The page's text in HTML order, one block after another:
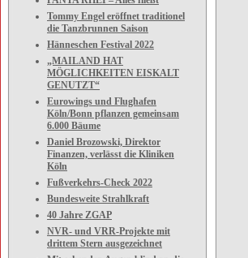
Tommy Engel eröffnet traditionel
die Tanzbrunnen Saison
Hänneschen Festival 2022
„MAILAND HAT
MÖGLICHKEITEN EISKALT
GENUTZT“
Eurowings und Flughafen
Köln/Bonn pflanzen gemeinsam
6.000 Bäume
Daniel Brozowski, Direktor
Finanzen, verlässt die Kliniken
Köln
Fußverkehrs-Check 2022
Bundesweite Strahlkraft
40 Jahre ZGAP
NVR- und VRR-Projekte mit
drittem Stern ausgezeichnet